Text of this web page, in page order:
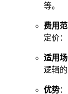
等。
费用
定价：
适用
逻辑的
优势